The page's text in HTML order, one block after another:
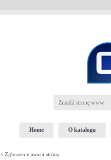
Home O katalogu
» Zgłoszenie awarii strony